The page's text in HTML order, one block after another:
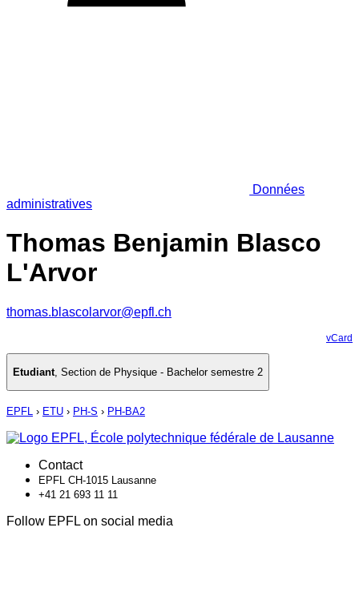
Données
administratives
Thomas Benjamin Blasco
L'Arvor
thomas.blascolarvor@epfl.ch
vCard
Etudiant, Section de Physique - Bachelor semestre 2
EPFL › ETU › PH-S › PH-BA2
Contact
EPFL CH-1015 Lausanne
+41 21 693 11 11
Follow EPFL on social media